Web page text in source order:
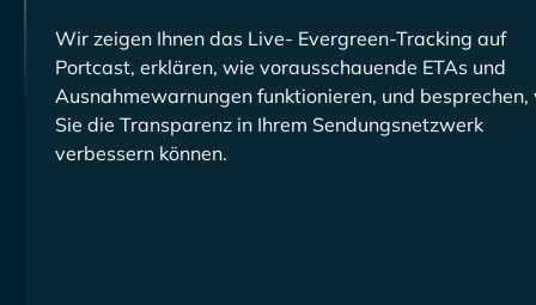
Wir zeigen Ihnen das Live-
-Tracking auf
Portcast, erklären, wie vorausschauende ETAs und
Ausnahmewarnungen funktionieren, und besprechen,
Sie die Transparenz in Ihrem Sendungsnetzwerk
verbessern können.